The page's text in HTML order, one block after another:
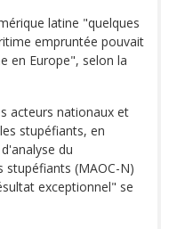
latine "quelques
empruntée pouvait
en Europe", selon la
acteurs nationaux et
stupéfiants, en
du
(MAOC-N)
exceptionnel" se